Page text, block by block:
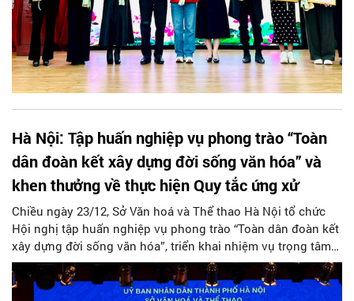
Hà Nội: Tập huấn nghiệp vụ phong trào “Toàn
dân đoàn kết xây dựng đời sống văn hóa” và
khen thưởng về thực hiện Quy tắc ứng xử
Chiều ngày 23/12, Sở Văn hoá và Thể thao Hà Nội tổ chức
Hội nghị tập huấn nghiệp vụ phong trào “Toàn dân đoàn kết
xây dựng đời sống văn hóa”, triển khai nhiệm vụ trọng tâm
năm 2025; Đánh giá kết quả triển khai thực hiện các quy tắc
ứng xử của Thành phố giai đoạn 2017-2024.